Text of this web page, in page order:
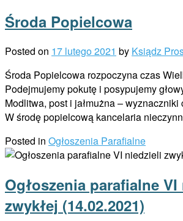
Środa Popielcowa
Posted on 17 lutego 2021 by Ksiądz
Środa Popielcowa rozpoczyna czas
Podejmujemy pokutę i posypujemy
Modlitwa, post i jałmużna –
W środę popielcową kancelaria
Posted in Ogłoszenia Parafialne
Ogłoszenia parafialne
zwykłej (14.02.2021)